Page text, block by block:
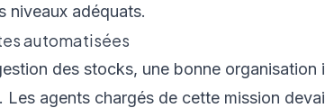
niveaux adéquats.
automatisées
des stocks, une bonne organisation
Les agents chargés de cette mission